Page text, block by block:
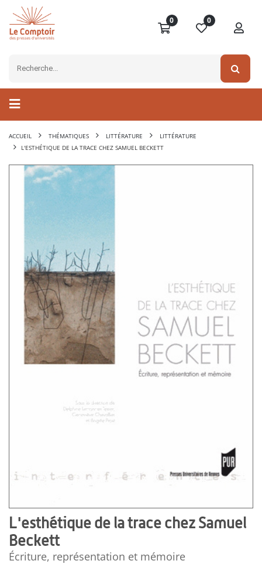
0 0
ACCUEIL THÉMATIQUES LITTÉRATURE
LITTÉRATURE
L'ESTHÉTIQUE DE LA TRACE CHEZ SAMUEL BECKETT
L'esthétique de la trace chez Samuel
Beckett
Écriture, représentation et mémoire